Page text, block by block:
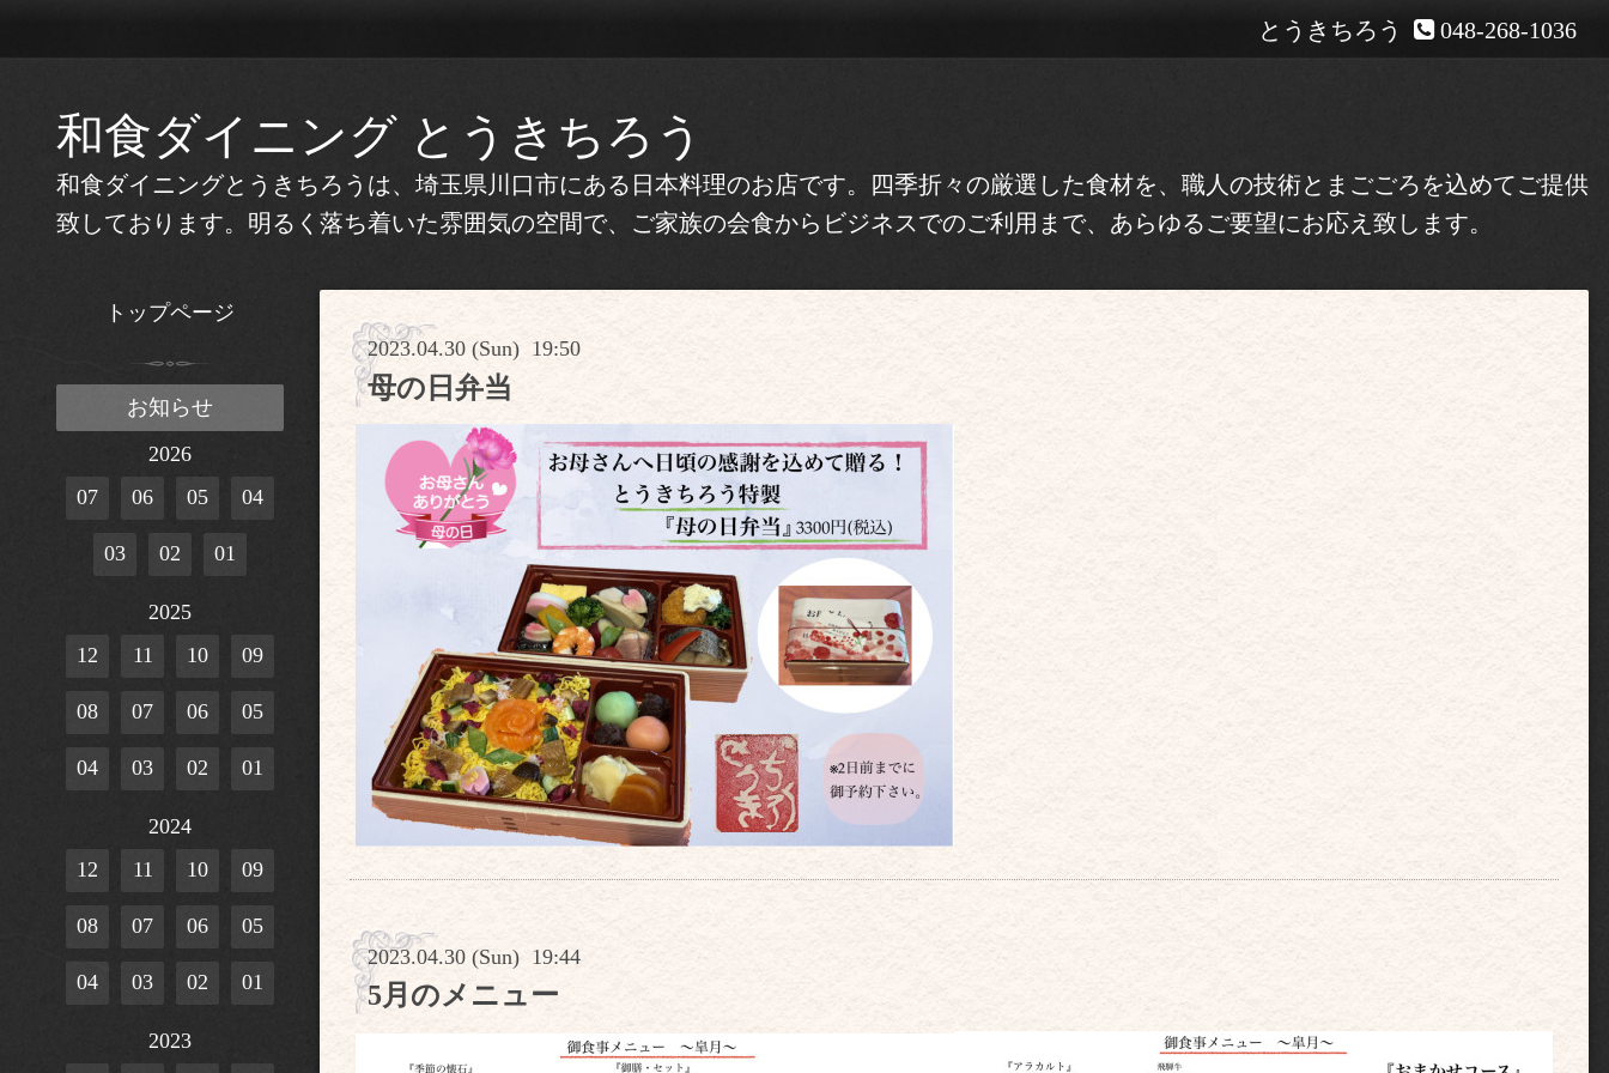
048-268-1036
とうきちろう
和食ダイニング とうきちろう
和食ダイニングとうきちろうは、埼玉県川口市にある日本料理のお店です。四季折々の厳選した食材を、職人の技術とまごごろを込めてご提供
致しております。明るく落ち着いた雰囲気の空間で、ご家族の会食からビジネスでのご利用まで、あらゆるご要望にお応え致します。
2023.04.30 (Sun) 19:50
母の日弁当
2023.04.30 (Sun) 19:44
5月のメニュー
トップページ
お知らせ
2026
07
06 05 04
03 02 01
2025
12
11 10 09
08 07 06 05
04 03 02 01
2024
12
11 10 09
08 07 06 05
04 03 02 01
2023